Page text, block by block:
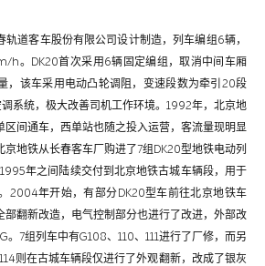
道客车股份有限公司设计制造，列车编组6辆，
h。DK20首次采用6辆固定编组，取消中间车厢
，该车采用电动凸轮调阻，变速段数为牵引20段
系统，极大改善司机工作环境。1992年，北京地
区间通车，西单站也随之投入运营，客流量现明显
地铁从长春客车厂购进了7组DK20型地铁电动列
年之间陆续交付到北京地铁古城车辆段，用于
2004年开始，有部分DK20型车前往北京地铁车
部翻新改造，电气控制部分也进行了改进，外部改
。7组列车中有G108、110、111进行了厂修，而另
则在古城车辆段仅进行了外观翻新，改成了银灰